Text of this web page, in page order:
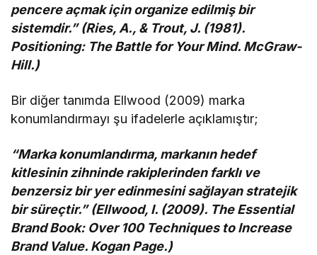
pencere açmak için organize edilmiş bir
sistemdir.” (Ries, A., & Trout, J. (1981).
Positioning: The Battle for Your Mind. McGraw-
Hill.)
Bir diğer tanımda Ellwood (2009) marka
konumlandırmayı şu ifadelerle açıklamıştır;
“Marka konumlandırma, markanın hedef
kitlesinin zihninde rakiplerinden farklı ve
benzersiz bir yer edinmesini sağlayan stratejik
bir süreçtir.” (Ellwood, I. (2009). The Essential
Brand Book: Over 100 Techniques to Increase
Brand Value. Kogan Page.)